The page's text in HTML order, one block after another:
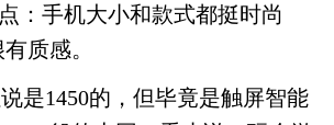
：手机大小和款式都挺时尚
质感。
是1450的，但毕竟是触屏智能